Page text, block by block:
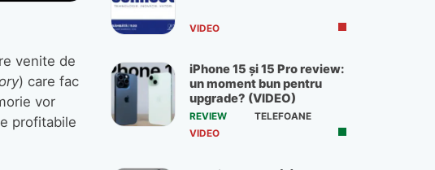
venite de
) care fac
vor
profitabile
VIDEO
iPhone 15 și 15 Pro review:
un moment bun pentru
upgrade? (VIDEO)
REVIEW
TELEFOANE
VIDEO